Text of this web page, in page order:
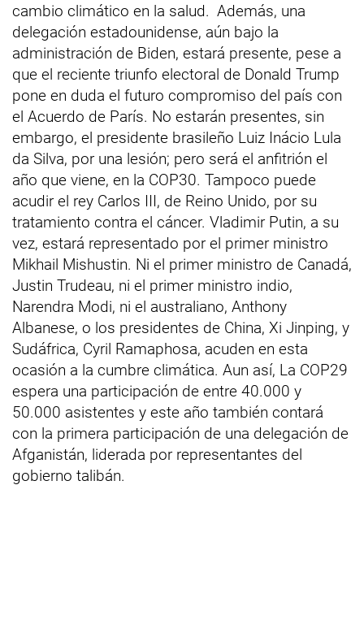
cambio climático en la salud. Además, una
delegación estadounidense, aún bajo la
administración de Biden, estará presente, pese a
que el reciente triunfo electoral de Donald Trump
pone en duda el futuro compromiso del país con
el Acuerdo de París. No estarán presentes, sin
embargo, el presidente brasileño Luiz Inácio Lula
da Silva, por una lesión; pero será el anfitrión el
año que viene, en la COP30. Tampoco puede
acudir el rey Carlos III, de Reino Unido, por su
tratamiento contra el cáncer. Vladimir Putin, a su
vez, estará representado por el primer ministro
Mikhail Mishustin. Ni el primer ministro de Canadá,
Justin Trudeau, ni el primer ministro indio,
Narendra Modi, ni el australiano, Anthony
Albanese, o los presidentes de China, Xi Jinping, y
Sudáfrica, Cyril Ramaphosa, acuden en esta
ocasión a la cumbre climática. Aun así, La COP29
espera una participación de entre 40.000 y
50.000 asistentes y este año también contará
con la primera participación de una delegación de
Afganistán, liderada por representantes del
gobierno talibán.